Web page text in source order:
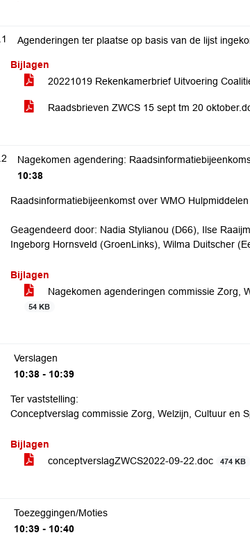
Agenderingen ter plaatse op basis van de lijst
Bijlagen
20221019 Rekenkamerbrief Uitvoering
Raadsbrieven ZWCS 15 sept tm 20
Nagekomen agendering:
10:38
Raadsinformatiebijeenkomst over WMO
Geagendeerd door: Nadia Stylianou (D66), Ilse
Ingeborg Hornsveld (GroenLinks), Wilma Duitscher
Bijlagen
Nagekomen agenderingen commissie Zorg,
54 KB
Verslagen
10:38 - 10:39
Ter vaststelling:
Conceptverslag commissie Zorg, Welzijn, Cultuur en
Bijlagen
conceptverslagZWCS2022-09-22.doc
474 KB
Toezeggingen/Moties
10:39 - 10:40